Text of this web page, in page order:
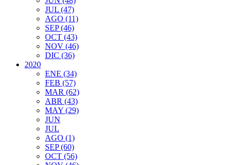
JUL (47)
AGO (11)
SEP (46)
OCT (43)
NOV (46)
DIC (36)
2020
ENE (34)
FEB (57)
MAR (62)
ABR (43)
MAY (29)
JUN
JUL
AGO (1)
SEP (60)
OCT (56)